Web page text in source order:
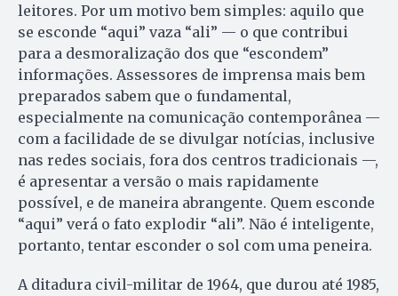
leitores. Por um motivo bem simples: aquilo que
se esconde “aqui” vaza “ali” — o que contribui
para a desmoralização dos que “escondem”
informações. Assessores de imprensa mais bem
preparados sabem que o fundamental,
especialmente na comunicação contemporânea —
com a facilidade de se divulgar notícias, inclusive
nas redes sociais, fora dos centros tradicionais —,
é apresentar a versão o mais rapidamente
possível, e de maneira abrangente. Quem esconde
“aqui” verá o fato explodir “ali”. Não é inteligente,
portanto, tentar esconder o sol com uma peneira.
A ditadura civil-militar de 1964, que durou até 1985,